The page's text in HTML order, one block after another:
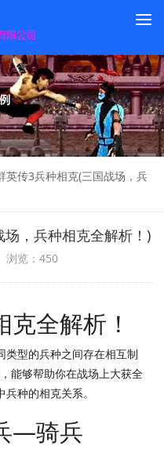
英传3兵种相克(三国战场，兵
，兵种相克全解析！)
浏览：450
全解析！
类型的兵种之间存在相互制
能够帮助你在战场上大获全
种的相克关系。
—骑兵